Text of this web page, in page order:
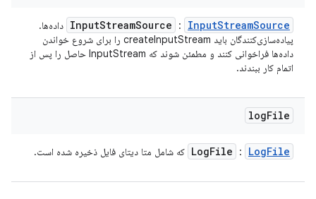
InputStreamSource : InputStreamSource
داده‌ها.
پیاده‌سازی‌کنندگان باید createInputStream را برای شروع خواندن
داده‌ها فراخوانی کنند و مطمئن شوند که InputStream حاصل را پس از
اتمام کار ببندند.
logFile
LogFile : LogFile که شامل متا دیتای فایل ذخیره شده است.